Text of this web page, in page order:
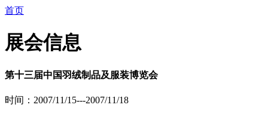
首页
展会信息
第十三届中国羽绒制品及服装博览会
时间：2007/11/15---2007/11/18